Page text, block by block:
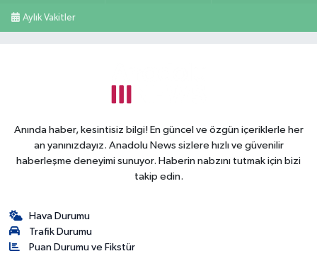
Aylık Vakitler
Anında haber, kesintisiz bilgi! En güncel ve özgün içeriklerle her
an yanınızdayız. Anadolu News sizlere hızlı ve güvenilir
haberleşme deneyimi sunuyor. Haberin nabzını tutmak için bizi
takip edin.
Hava Durumu
Trafik Durumu
Puan Durumu ve Fikstür